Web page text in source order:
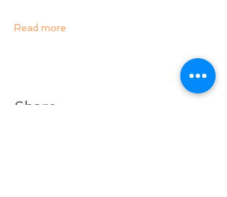
Read more
Share